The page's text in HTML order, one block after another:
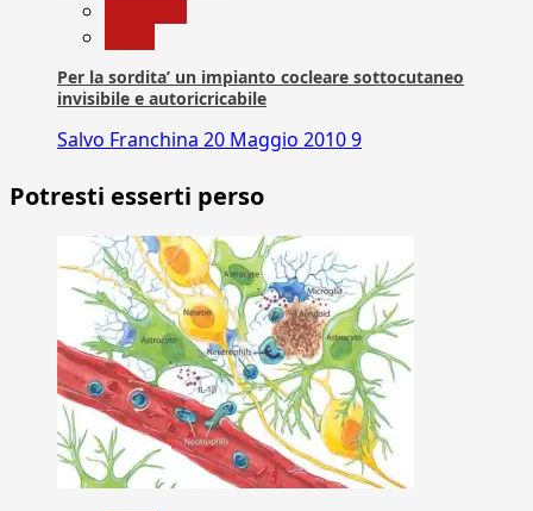
Per la sordita’ un impianto cocleare sottocutaneo
invisibile e autoricricabile
Salvo Franchina 20 Maggio 20109
Potresti esserti perso